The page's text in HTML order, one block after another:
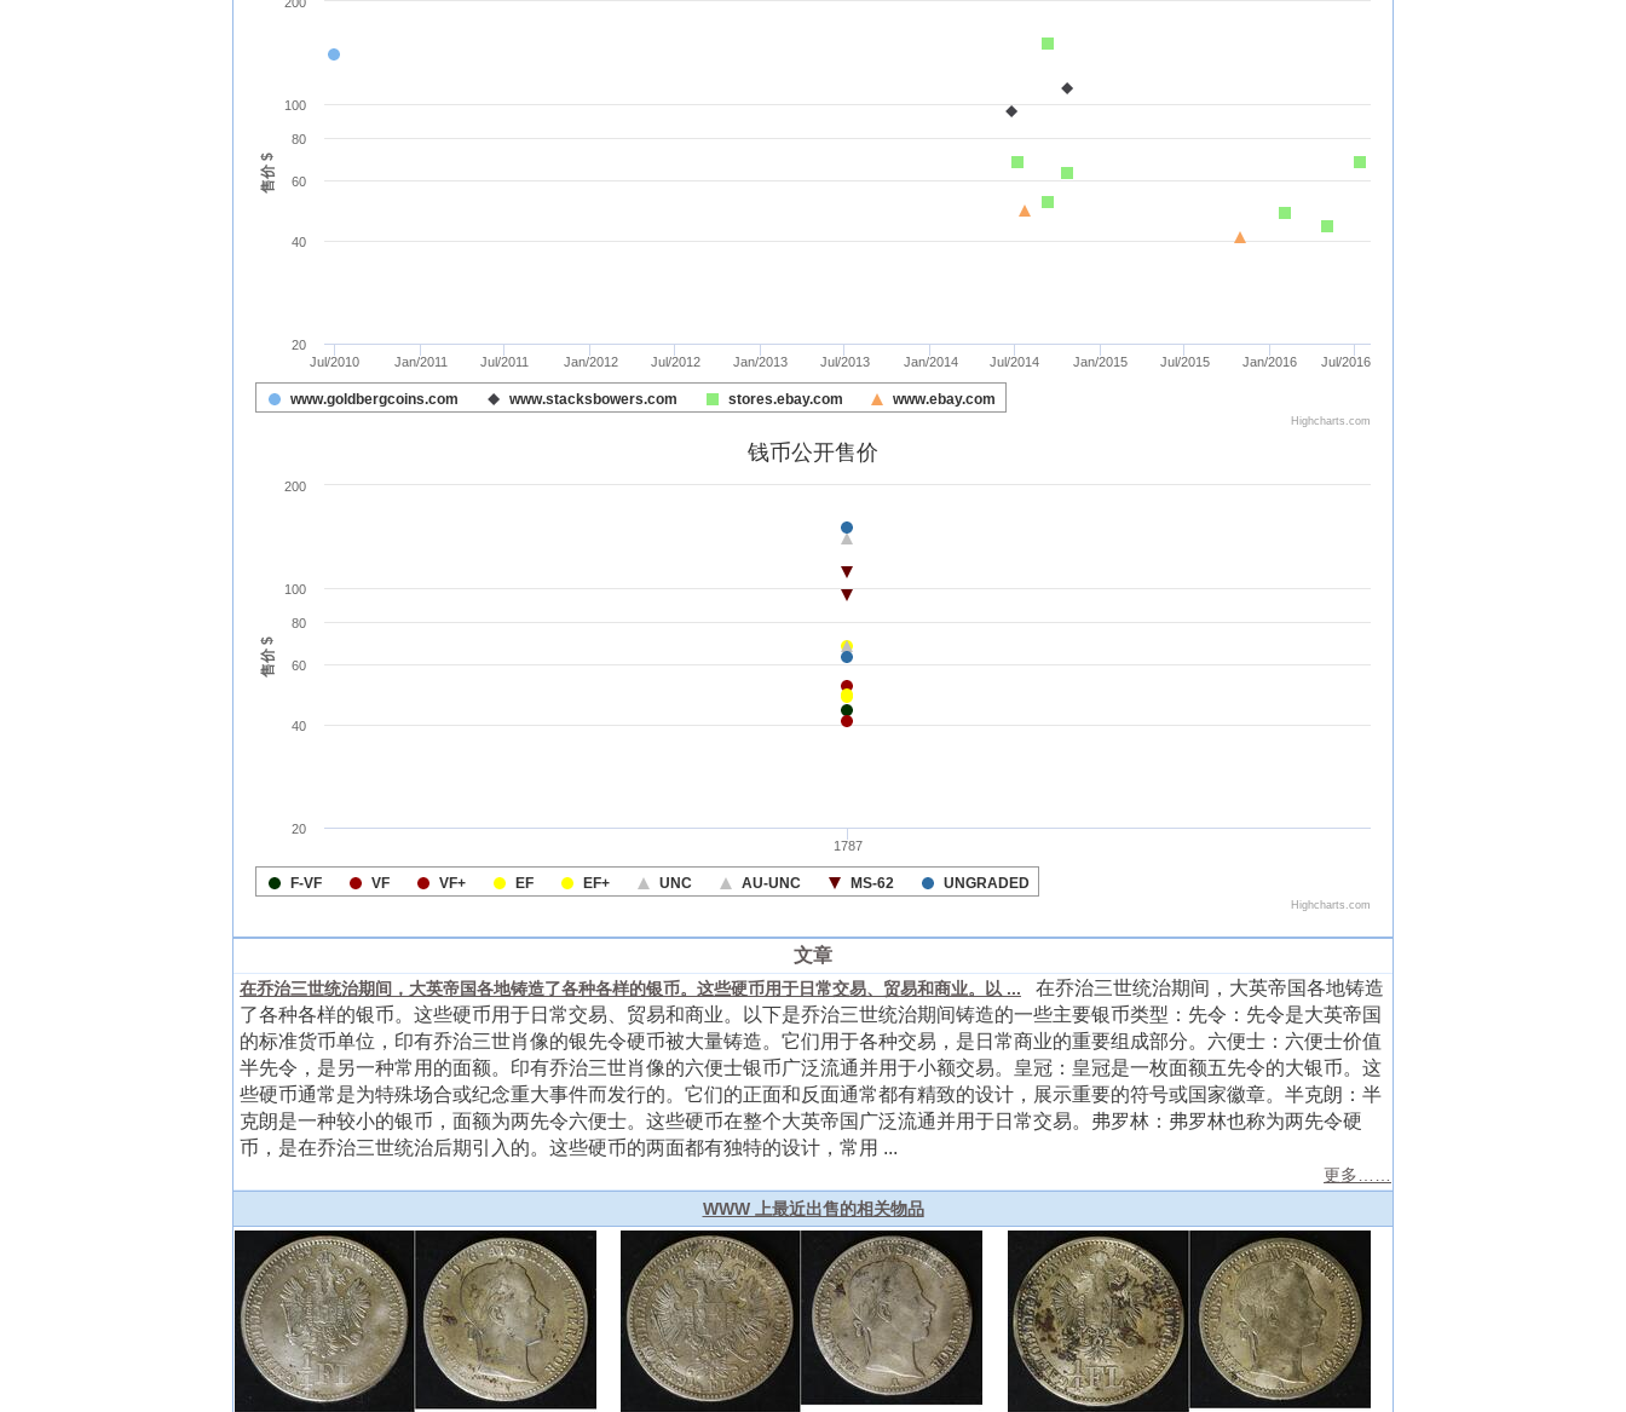
文章
在乔治三世统治期间，大英帝国各地铸造了各种各样的银币。这些硬币用于日常交易、贸易和商业。以 ... 在乔治三世统治期间，大英帝国各地铸造
了各种各样的银币。这些硬币用于日常交易、贸易和商业。以下是乔治三世统治期间铸造的一些主要银币类型：先令：先令是大英帝国
的标准货币单位，印有乔治三世肖像的银先令硬币被大量铸造。它们用于各种交易，是日常商业的重要组成部分。六便士：六便士价值
半先令，是另一种常用的面额。印有乔治三世肖像的六便士银币广泛流通并用于小额交易。皇冠：皇冠是一枚面额五先令的大银币。这
些硬币通常是为特殊场合或纪念重大事件而发行的。它们的正面和反面通常都有精致的设计，展示重要的符号或国家徽章。半克朗：半
克朗是一种较小的银币，面额为两先令六便士。这些硬币在整个大英帝国广泛流通并用于日常交易。弗罗林：弗罗林也称为两先令硬
币，是在乔治三世统治后期引入的。这些硬币的两面都有独特的设计，常用 ...
更多……
WWW 上最近出售的相关物品